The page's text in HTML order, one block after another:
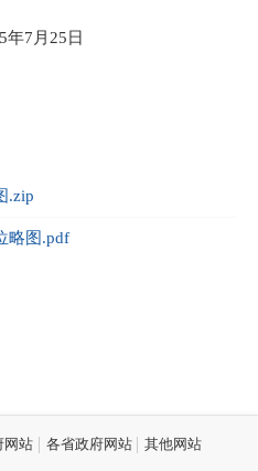
7月25日
.zip
略图.pdf
网站 各省政府网站 其他网站